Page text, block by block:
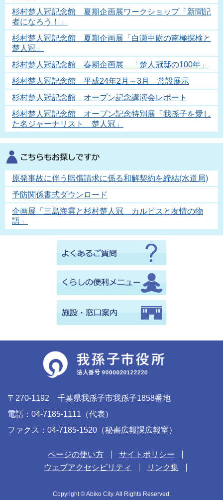
杉村楚人冠記念館 夏期企画展ワークショップ「新聞記
者になろう！」
杉村楚人冠記念館 夏期企画展「白瀬中尉の南極探検と
楚人冠」
杉村楚人冠記念館 春期企画展 「楚人冠邸の100年」
杉村楚人冠記念館 平成24年2月～3月 常設展示
杉村楚人冠記念館 オープン記念講演会レポート
杉村楚人冠記念館 オープン記念特別展「我孫子を愛し
た名ジャーナリスト 楚人冠」
原発事故に伴う賠償請求に係る和解契約を締結(水道局)
予防関係書式ダウンロード
企画展「三島海雲と杉村楚人冠 カルピスと友情の物
語」
〒270-1192 千葉県我孫子市我孫子1858番地
電話：04-7185-1111（代表）
ファクス：04-7185-1520（秘書広報課広報室）
ページの使い方
サイトポリシー
ウェブアクセシビリティ
リンク集
Copyright © Abiko City. All Rights Reserved.